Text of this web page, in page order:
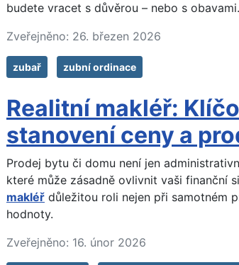
budete vracet s důvěrou – nebo s obavami.
Zveřejněno: 26. březen 2026
zubař zubní ordinace
Realitní makléř:
stanovení ceny a
Prodej bytu či domu není jen
které může zásadně ovlivnit vaši finanční
makléř důležitou roli nejen při samotném
hodnoty.
Zveřejněno: 16. únor 2026